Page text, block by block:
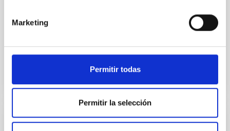
Marketing
Permitir todas
Permitir la selección
Fecha de publicación:
BIBCODE 2026APJ..1003...83Y
CON ÁRBITRO